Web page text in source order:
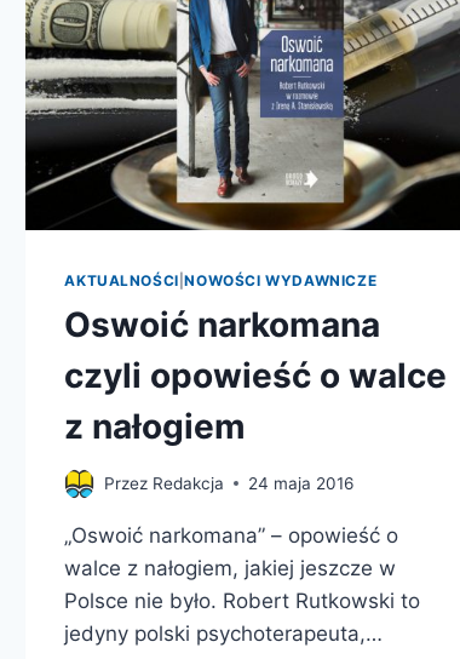
AKTUALNOŚCI |NOWOŚCI WYDAWNICZE
Oswoić narkomana
czyli opowieść o walce
z nałogiem
Przez Redakcja 24 maja 2016
„Oswoić narkomana” – opowieść o
walce z nałogiem, jakiej jeszcze w
Polsce nie było. Robert Rutkowski to
jedyny polski psychoterapeuta,…